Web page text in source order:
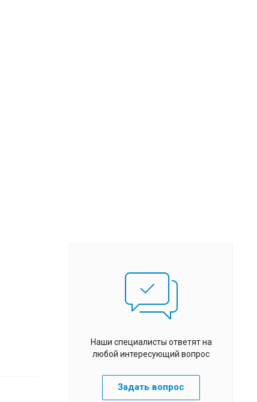
Наши специалисты ответят на
любой интересующий вопрос
Задать вопрос